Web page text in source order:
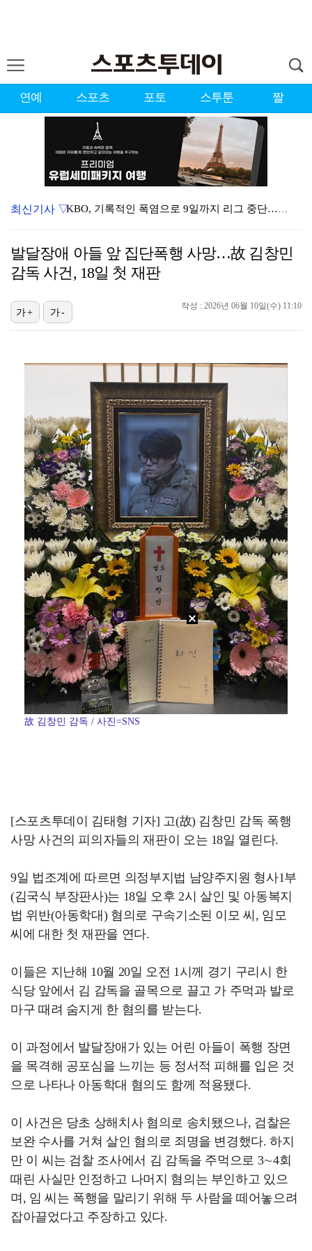
연예 스포츠 포토 스투툰 짤
KBO, 기록적인 폭염으로 9일까지 리그 중단…내달 6…
대한축구협회, 외국인 심판 7차례 성접대 의혹…이 기간…
3승 사냥 시동 건 서교림 "샷·퍼트 만족스러워…좋은 …
박문성 "축구협회 성접대 의혹? 사실이면 국제 망신…사…
'주장 완장' 김민재, 한국 떠나기 전 뮌헨 동료들에게…
"우산으로 때려"vs"그런 적 없다"…23기 부부 엇갈…
최신기사 ▽
발달장애 아들 앞 집단폭행 사망…故 김창민
감독 사건, 18일 첫 재판
작성 : 2026년 06월 10일(수) 11:10
가+ 가-
故 김창민 감독 / 사진=SNS
[스포츠투데이 김태형 기자] 고(故) 김창민 감독 폭행
사망 사건의 피의자들의 재판이 오는 18일 열린다.
9일 법조계에 따르면 의정부지법 남양주지원 형사1부
(김국식 부장판사)는 18일 오후 2시 살인 및 아동복지
법 위반(아동학대) 혐의로 구속기소된 이모 씨, 임모
씨에 대한 첫 재판을 연다.
이들은 지난해 10월 20일 오전 1시께 경기 구리시 한
식당 앞에서 김 감독을 골목으로 끌고 가 주먹과 발로
마구 때려 숨지게 한 혐의를 받는다.
이 과정에서 발달장애가 있는 어린 아들이 폭행 장면
을 목격해 공포심을 느끼는 등 정서적 피해를 입은 것
으로 나타나 아동학대 혐의도 함께 적용됐다.
이 사건은 당초 상해치사 혐의로 송치됐으나, 검찰은
보완 수사를 거쳐 살인 혐의로 죄명을 변경했다. 하지
만 이 씨는 검찰 조사에서 김 감독을 주먹으로 3∼4회
때린 사실만 인정하고 나머지 혐의는 부인하고 있으
며, 임 씨는 폭행을 말리기 위해 두 사람을 떼어놓으려
잡아끌었다고 주장하고 있다.